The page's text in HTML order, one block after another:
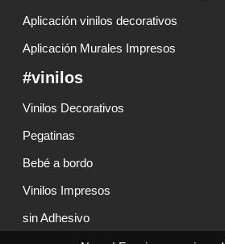
Aplicación vinilos decorativos
Aplicación Murales Impresos
#vinilos
Vinilos Decorativos
Pegatinas
Bebé a bordo
Vinilos Impresos
sin Adhesivo